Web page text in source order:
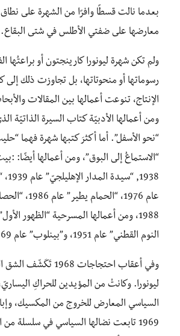
بعدما نالت قسطًا وافرًا من الشهرة على
معارضها على ضفتي الأطلس في شتى البقاع.
ولم تكن شهرة ليونورا كارينجتون أو براعتُها
رسوماتها أو منحوتاتها، بل تجاوزت ذلك إلى
الإنتاج، تنوعت أعمالها بين المقالات
ومن أعمالها الأدبيّة كتاب السيرة الذاتيّة
“نحو الأسفل”. أما أكثرَ كتبها شهرة فهما
“الاستماعُ إلى البوق”، ومن أعمالها أيضًا:
عام 1976،
النوم القطني” عام 1951، و”بينلوب” عام 1969.
وفي أعقاب احتجاجات
ليونورا. وكانتْ من المؤيدين للحراكِ
السياسي المعارض للخروج من المكسيك،
1969 تابعت نضالها السياسي في سلسلة